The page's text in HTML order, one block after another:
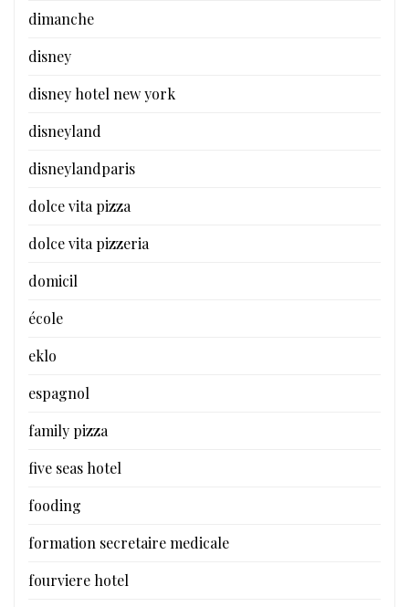
dimanche
disney
disney hotel new york
disneyland
disneylandparis
dolce vita pizza
dolce vita pizzeria
domicil
école
eklo
espagnol
family pizza
five seas hotel
fooding
formation secretaire medicale
fourviere hotel